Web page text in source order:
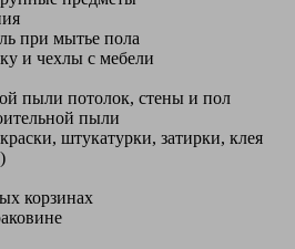
при мытье пола
и чехлы с мебели
пыли потолок, стены и пол
пыли
штукатурки, затирки, клея
корзинах